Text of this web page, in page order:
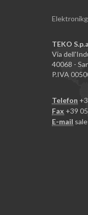
TEKO S.p.a
Via
40068 -
P.IVA
Telefon
Fax +39
E-mail